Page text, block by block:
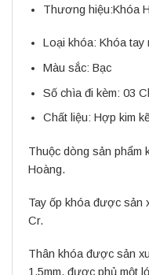
Thương hiệu:Khóa
Loại khóa:Khóa tay
Màu sắc:Bạc
Số chìa đi kèm: 03
Chất liệu:Hợp kim
Thuộc dòng sản phẩm
Hoàng.
Tay ốp khóa được sản
Cr.
Thân khóa được sản
1,5mm, được phủ một